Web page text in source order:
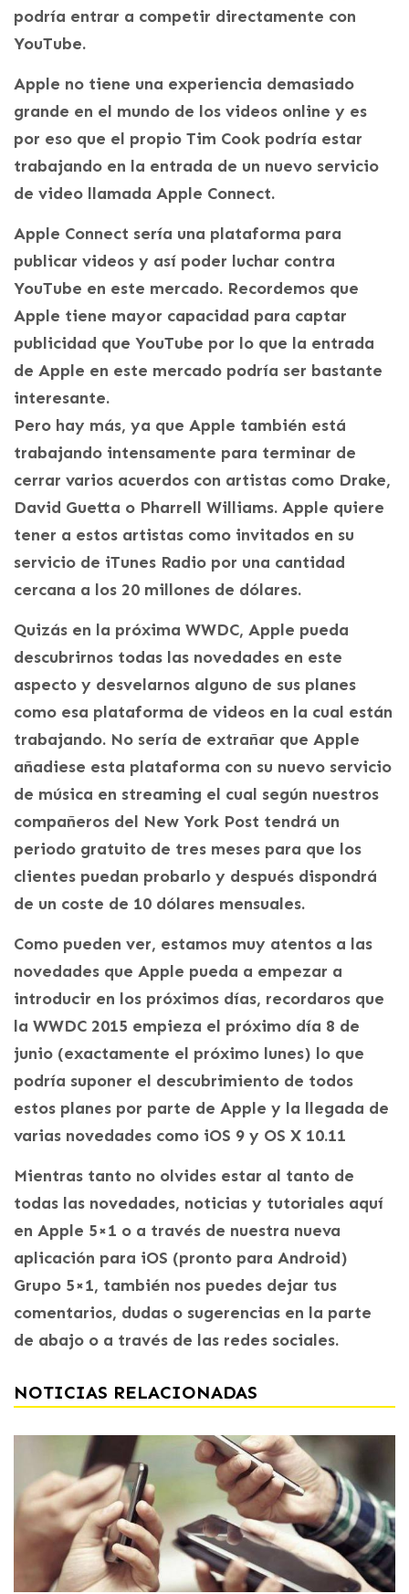
podría entrar a competir directamente con
YouTube.
Apple no tiene una experiencia demasiado
grande en el mundo de los videos online y es
por eso que el propio Tim Cook podría estar
trabajando en la entrada de un nuevo servicio
de video llamada Apple Connect.
Apple Connect sería una plataforma para
publicar videos y así poder luchar contra
YouTube en este mercado. Recordemos que
Apple tiene mayor capacidad para captar
publicidad que YouTube por lo que la entrada
de Apple en este mercado podría ser bastante
interesante.
Pero hay más, ya que Apple también está
trabajando intensamente para terminar de
cerrar varios acuerdos con artistas como Drake,
David Guetta o Pharrell Williams. Apple quiere
tener a estos artistas como invitados en su
servicio de iTunes Radio por una cantidad
cercana a los 20 millones de dólares.
Quizás en la próxima WWDC, Apple pueda
descubrirnos todas las novedades en este
aspecto y desvelarnos alguno de sus planes
como esa plataforma de videos en la cual están
trabajando. No sería de extrañar que Apple
añadiese esta plataforma con su nuevo servicio
de música en streaming el cual según nuestros
compañeros del New York Post tendrá un
periodo gratuito de tres meses para que los
clientes puedan probarlo y después dispondrá
de un coste de 10 dólares mensuales.
Como pueden ver, estamos muy atentos a las
novedades que Apple pueda a empezar a
introducir en los próximos días, recordaros que
la WWDC 2015 empieza el próximo día 8 de
junio (exactamente el próximo lunes) lo que
podría suponer el descubrimiento de todos
estos planes por parte de Apple y la llegada de
varias novedades como iOS 9 y OS X 10.11
Mientras tanto no olvides estar al tanto de
todas las novedades, noticias y tutoriales aquí
en Apple 5×1 o a través de nuestra nueva
aplicación para iOS (pronto para Android)
Grupo 5×1, también nos puedes dejar tus
comentarios, dudas o sugerencias en la parte
de abajo o a través de las redes sociales.
NOTICIAS RELACIONADAS